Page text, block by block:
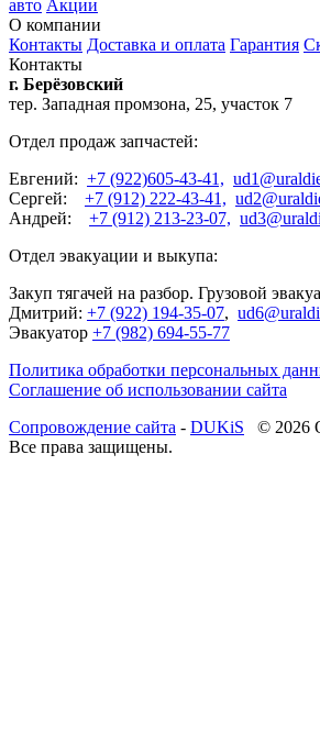
авто Акции
О компании
Контакты Доставка и оплата Гарантия
Контакты
г. Берёзовский
тер. Западная промзона, 25, участок 7
Отдел продаж запчастей:
Евгений: +7 (922)605-43-41,
Сергей: +7 (912) 222-43-41,
Андрей: +7 (912) 213-23-07,
Отдел эвакуации и выкупа:
Закуп тягачей на разбор. Грузовой
Дмитрий: +7 (922) 194-35-07,
Эвакуатор +7 (982) 694-55-77
Политика обработки персональных
Соглашение об использовании сайта
Cопровождение сайта - DUKiS © 2026
Все права защищены.